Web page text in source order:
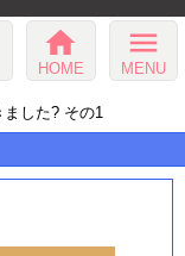
home
HOME
menu
MENU
ました? その1